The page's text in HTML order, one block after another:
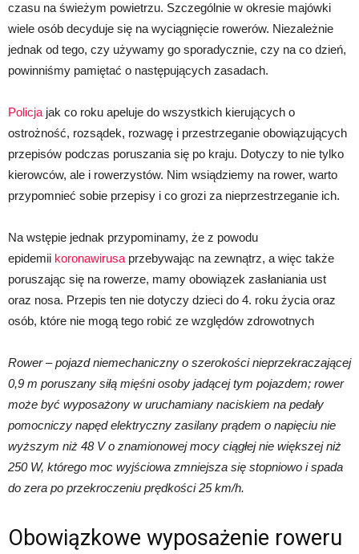
czasu na świeżym powietrzu. Szczególnie w okresie majówki
wiele osób decyduje się na wyciągnięcie rowerów. Niezależnie
jednak od tego, czy używamy go sporadycznie, czy na co dzień,
powinniśmy pamiętać o następujących zasadach.
Policja jak co roku apeluje do wszystkich kierujących o
ostrożność, rozsądek, rozwagę i przestrzeganie obowiązujących
przepisów podczas poruszania się po kraju. Dotyczy to nie tylko
kierowców, ale i rowerzystów. Nim wsiądziemy na rower, warto
przypomnieć sobie przepisy i co grozi za nieprzestrzeganie ich.
Na wstępie jednak przypominamy, że z powodu
epidemii koronawirusa przebywając na zewnątrz, a więc także
poruszając się na rowerze, mamy obowiązek zasłaniania ust
oraz nosa. Przepis ten nie dotyczy dzieci do 4. roku życia oraz
osób, które nie mogą tego robić ze względów zdrowotnych
Rower – pojazd niemechaniczny o szerokości nieprzekraczającej
0,9 m poruszany siłą mięśni osoby jadącej tym pojazdem; rower
może być wyposażony w uruchamiany naciskiem na pedały
pomocniczy napęd elektryczny zasilany prądem o napięciu nie
wyższym niż 48 V o znamionowej mocy ciągłej nie większej niż
250 W, którego moc wyjściowa zmniejsza się stopniowo i spada
do zera po przekroczeniu prędkości 25 km/h.
Obowiązkowe wyposażenie roweru